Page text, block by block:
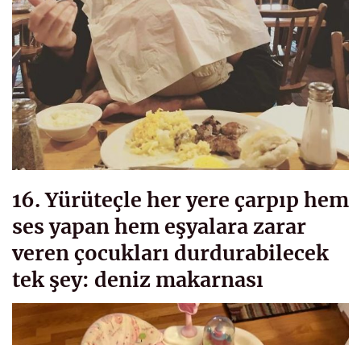
16. Yürüteçle her yere çarpıp hem
ses yapan hem eşyalara zarar
veren çocukları durdurabilecek
tek şey: deniz makarnası